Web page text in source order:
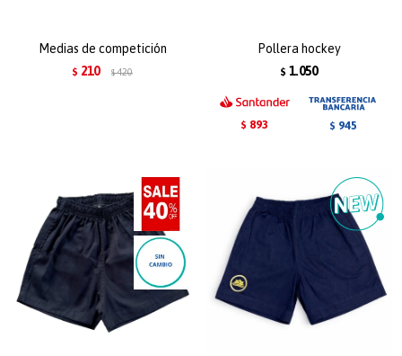
Medias de competición
$ 210 $ 420
Pollera hockey
$ 1.050
$ 893 $ 945